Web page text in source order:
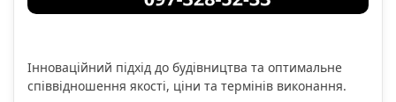
Інноваційний підхід до будівництва та оптимальне
співвідношення якості, ціни та термінів виконання.